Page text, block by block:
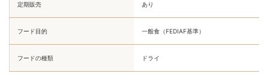
定期販売 あり
フード目的 一般食（FEDIAF基準）
フードの種類 ドライ